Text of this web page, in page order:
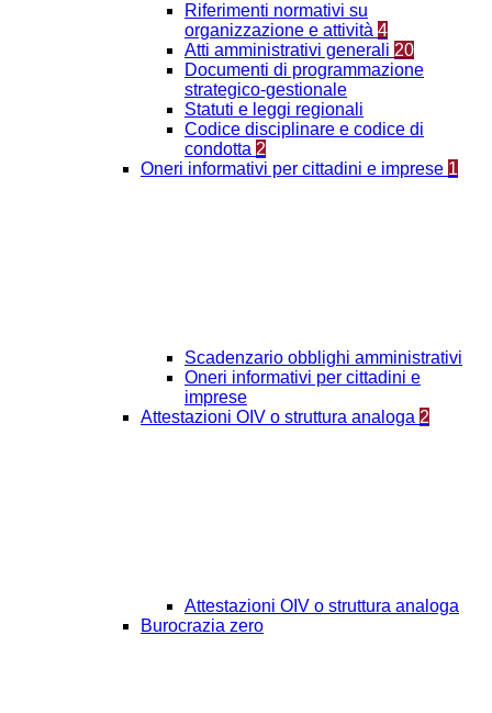
Riferimenti normativi su
organizzazione e attività 4
Atti amministrativi generali 20
Documenti di programmazione
strategico-gestionale
Statuti e leggi regionali
Codice disciplinare e codice di
condotta 2
Oneri informativi per cittadini e imprese 1
Scadenzario obblighi amministrativi
Oneri informativi per cittadini e
imprese
Attestazioni OIV o struttura analoga 2
Attestazioni OIV o struttura analoga
Burocrazia zero